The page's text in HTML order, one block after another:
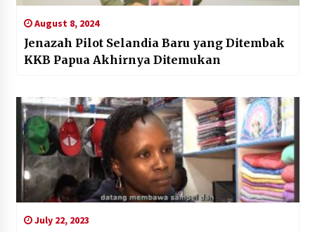
August 8, 2024
Jenazah Pilot Selandia Baru yang Ditembak
KKB Papua Akhirnya Ditemukan
July 22, 2023